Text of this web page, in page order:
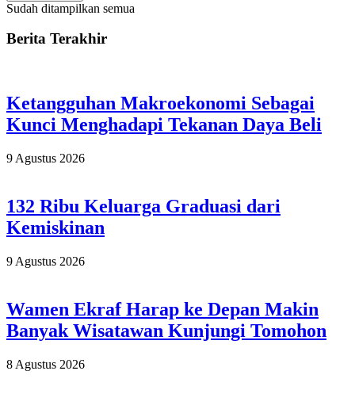
Sudah ditampilkan semua
Berita Terakhir
Ketangguhan Makroekonomi Sebagai
Kunci Menghadapi Tekanan Daya Beli
9 Agustus 2026
132 Ribu Keluarga Graduasi dari
Kemiskinan
9 Agustus 2026
Wamen Ekraf Harap ke Depan Makin
Banyak Wisatawan Kunjungi Tomohon
8 Agustus 2026